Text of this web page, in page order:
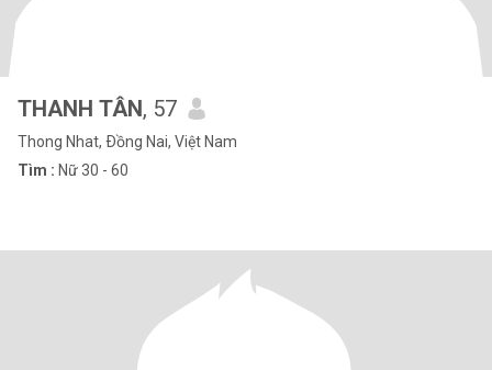
THANH TÂN, 57
Thong Nhat, Ðồng Nai, Việt Nam
Tìm : Nữ 30 - 60